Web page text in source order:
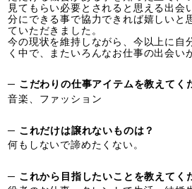
見てもらい必要とされると思える出会
分にできる事で協力できれば嬉しいと
ていただきました。
今の現状を維持しながら、今以上に自
く中で、またいろんなお仕事の出会い
─ こだわりの仕事アイテムを教えてく
音楽、ファッション
─ これだけは譲れないものは？
何もしないで諦めたくない。
─ これから目指したいことを教えてく